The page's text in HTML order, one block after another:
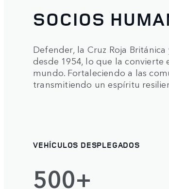
SOCIOS
Defender, la Cruz Roja
desde 1954, lo que la convierte
mundo. Fortaleciendo a las
transmitiendo un espíritu
VEHÍCULOS DESPLEGADOS
500+